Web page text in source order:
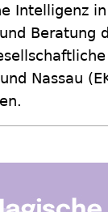
Intelligenz
Beratung
Nassau